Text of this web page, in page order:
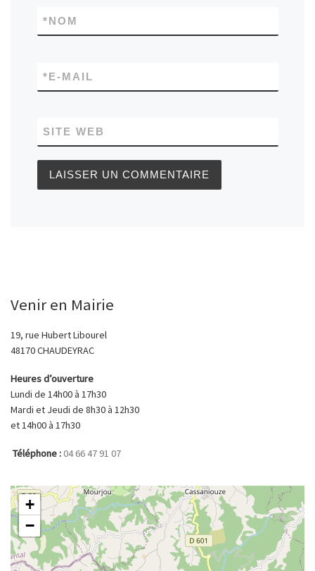
NOM
*
E-MAIL
*
SITE WEB
Venir en Mairie
19, rue Hubert Libourel
48170 CHAUDEYRAC
Heures d’ouverture
Lundi de 14h00 à 17h30
Mardi et Jeudi de 8h30 à 12h30
et 14h00 à 17h30
Téléphone :04 66 47 91 07
+
−